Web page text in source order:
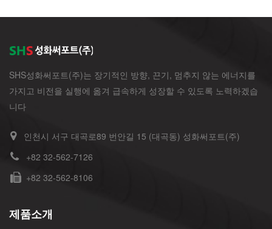
SHS성화써포트(주)는 장기적인 방향, 끈기, 멈추지 않는 에너지를
가지고 비전을 실행에 옮겨 급속하게 성장할 수 있도록 노력하겠습
니다
인천시 서구 대곡로89 번안길 15 (대곡동) 성화써포트(주)
+82 32-562-7126
+82 32-562-8106
제품소개